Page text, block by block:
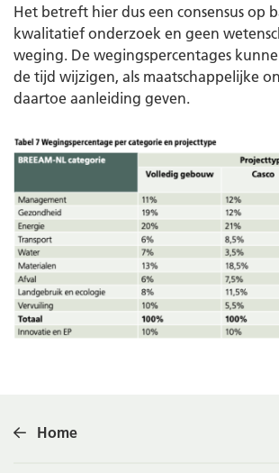
Het betreft hier dus een consensus op
kwalitatief onderzoek en geen
weging. De wegingspercentages
de tijd wijzigen, als maatschappelijke
daartoe aanleiding geven.
Home